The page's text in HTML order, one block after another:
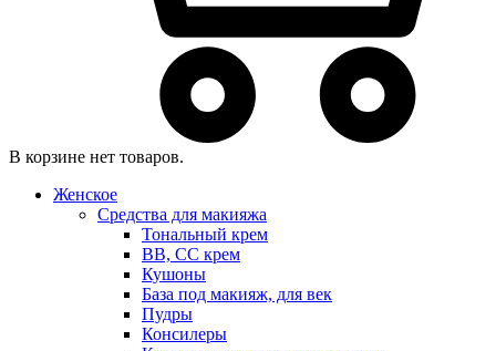
В корзине нет товаров.
Женское
Средства для макияжа
Тональный крем
BB, CC крем
Кушоны
База под макияж, для век
Пудры
Консилеры